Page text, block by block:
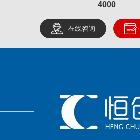
4000
在线咨询